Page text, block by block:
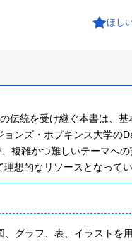
ほし
伝統を受け継ぐ本書は、
ンズ・ホプキンス大学の
複雑かつ難しいテーマへ
想的なリソースとなってい
グラフ、表、イラストを